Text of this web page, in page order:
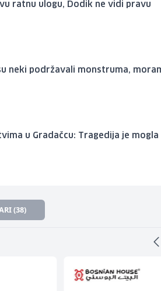
ratnu ulogu, Dodik ne vidi pravu
neki podržavali monstruma,
u Gradačcu: Tragedija je mogla
(38)